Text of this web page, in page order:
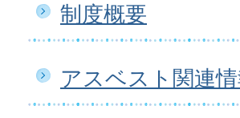
制度概要
アスベスト関連